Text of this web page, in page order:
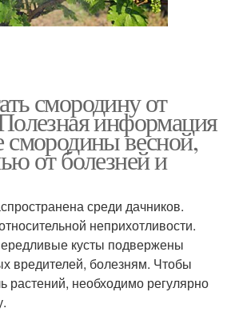
смородину от
информация
смородины весной,
от болезней и
среди дачников.
неприхотливости.
кусты подвержены
вредителей, болезням. Чтобы
растений, необходимо регулярно